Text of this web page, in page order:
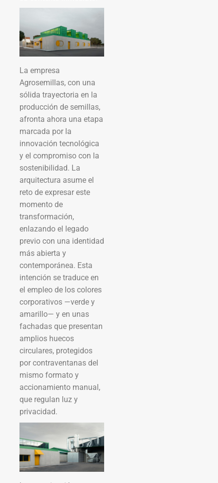
La empresa
Agrosemillas, con una
sólida trayectoria en la
producción de semillas,
afronta ahora una etapa
marcada por la
innovación tecnológica
y el compromiso con la
sostenibilidad. La
arquitectura asume el
reto de expresar este
momento de
transformación,
enlazando el legado
previo con una identidad
más abierta y
contemporánea. Esta
intención se traduce en
el empleo de los colores
corporativos —verde y
amarillo— y en unas
fachadas que presentan
amplios huecos
circulares, protegidos
por contraventanas del
mismo formato y
accionamiento manual,
que regulan luz y
privacidad.